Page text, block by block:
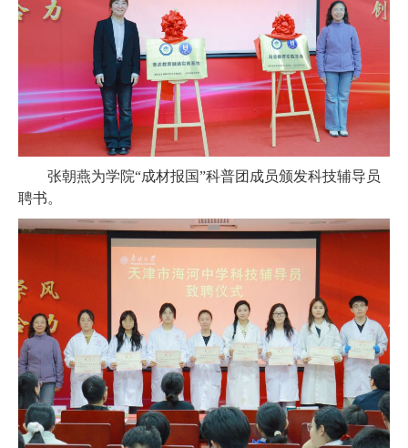
张朝燕为学院“成材报国”科普团成员颁发科技辅导员
聘书。